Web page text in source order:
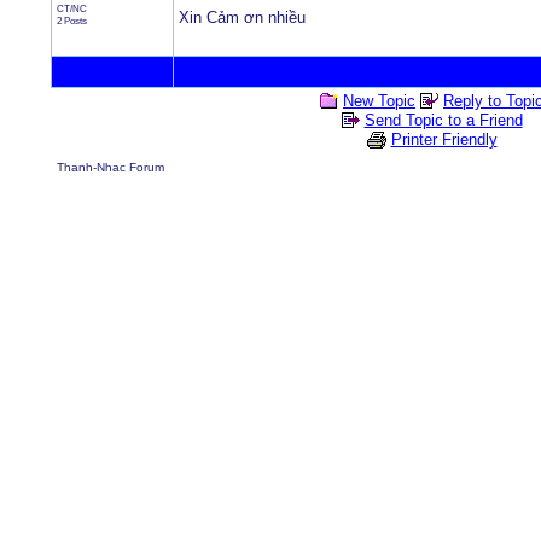
CT/NC
2 Posts
Xin Cảm ơn nhiều
New Topic
Reply to Topic
Send Topic to a Friend
Printer Friendly
Thanh-Nhac Forum